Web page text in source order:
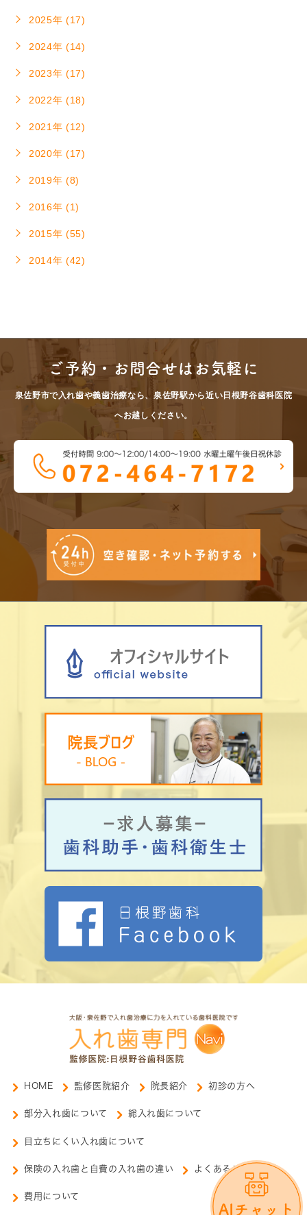
2025年 (17)
2024年 (14)
2023年 (17)
2022年 (18)
2021年 (12)
2020年 (17)
2019年 (8)
2016年 (1)
2015年 (55)
2014年 (42)
ご予約・お問合せはお気軽に
泉佐野市で入れ歯や義歯治療なら、泉佐野駅から近い日根野谷歯科医院
へお越しください。
HOME 監修医院紹介 院長紹介 初診の方へ
部分入れ歯について 総入れ歯について
目立ちにくい入れ歯について
保険の入れ歯と自費の入れ歯の違い よくあるご質問
費用について